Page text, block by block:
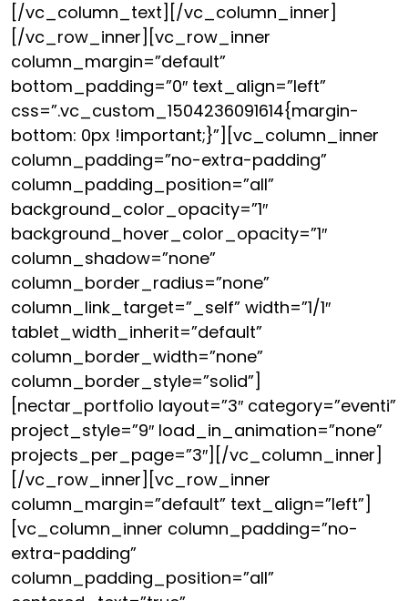
[/vc_column_text][/vc_column_inner]
[/vc_row_inner][vc_row_inner
column_margin=”default”
bottom_padding=”0″ text_align=”left”
css=”.vc_custom_1504236091614{margin-
bottom: 0px !important;}”][vc_column_inner
column_padding=”no-extra-padding”
column_padding_position=”all”
background_color_opacity=”1″
background_hover_color_opacity=”1″
column_shadow=”none”
column_border_radius=”none”
column_link_target=”_self” width=”1/1″
tablet_width_inherit=”default”
column_border_width=”none”
column_border_style=”solid”]
[nectar_portfolio layout=”3″ category=”eventi”
project_style=”9″ load_in_animation=”none”
projects_per_page=”3″][/vc_column_inner]
[/vc_row_inner][vc_row_inner
column_margin=”default” text_align=”left”]
[vc_column_inner column_padding=”no-
extra-padding”
column_padding_position=”all”